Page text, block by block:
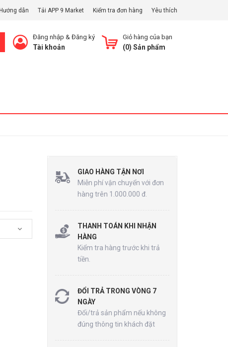
Hướng dẫn Tải APP 9 Market Kiểm tra đơn hàng Yêu thích
Giỏ hàng của bạn
(0) Sản phẩm
Đăng nhập & Đăng ký
Tài khoản
GIAO HÀNG TẬN NƠI
Miễn phí vận chuyển với đơn
hàng trên 1.000.000 đ.
THANH TOÁN KHI NHẬN
HÀNG
Kiểm tra hàng trước khi trả
tiền.
ĐỔI TRẢ TRONG VÒNG 7
NGÀY
Đổi/trả sản phẩm nếu không
đúng thông tin khách đặt